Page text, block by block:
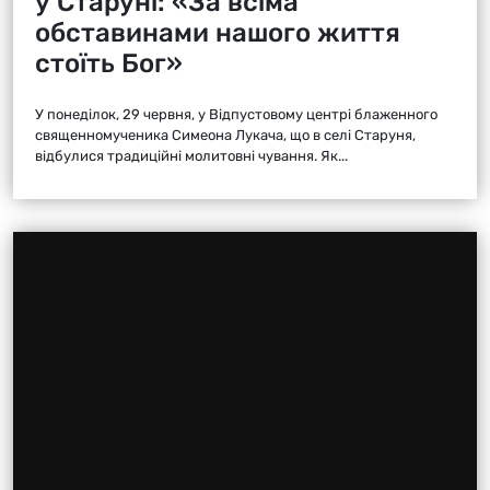
обставинами нашого життя
стоїть Бог»
У понеділок, 29 червня, у Відпустовому центрі блаженного
священномученика Симеона Лукача, що в селі Старуня,
відбулися традиційні молитовні чування. Як...